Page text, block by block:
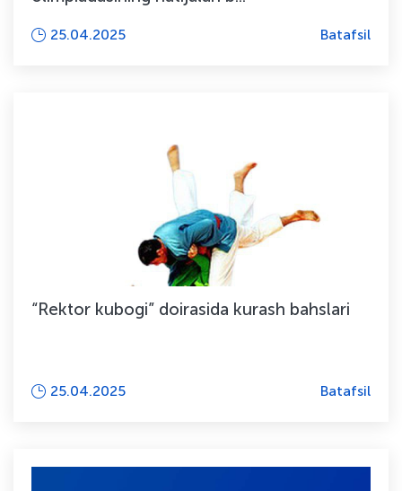
25.04.2025 Batafsil
“Rektor kubogi” doirasida kurash bahslari
25.04.2025 Batafsil